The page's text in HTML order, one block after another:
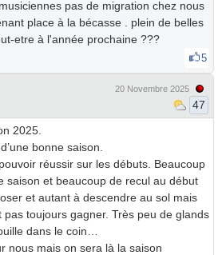
pas de migration chez nous
place à la bécasse . plein de belles
etre à l'année prochaine ???
5
20 Novembre 2025
47
2025.
bonne saison.
réussir sur les débuts. Beaucoup
saison et beaucoup de recul au début
et autant à descendre au sol mais
pas toujours gagner. Très peu de glands
dans le coin…
nous mais on sera là la saison